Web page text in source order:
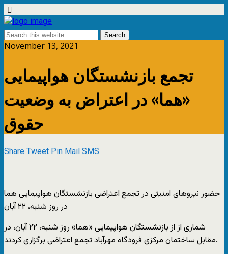
November 13, 2021
تجمع بازنشستگان هواپیمایی
«هما» در اعتراض به وضعیت
حقوق
ShareTweetPinMailSMS
حضور نیروهای امنیتی در تجمع اعتراضی بازنشستگان هواپیمایی هما
در روز شنبه، ۲۲ آبان
شماری از از بازنشستگان هواپیمایی «هما» روز شنبه، ۲۲ آبان، در
مقابل ساختمان مرکزی فرودگاه مهرآباد تجمع اعتراضی برگزاری کردند.